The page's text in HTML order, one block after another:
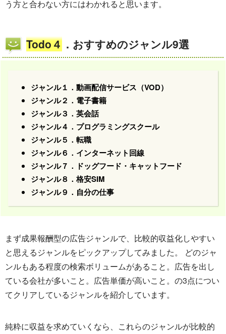
う方と合わない方にはわかれると思います。
Todo４ ．おすすめのジャンル9選
ジャンル１．動画配信サービス（VOD）
ジャンル２．電子書籍
ジャンル３．英会話
ジャンル４．プログラミングスクール
ジャンル５．転職
ジャンル６．インターネット回線
ジャンル７．ドッグフード・キャットフード
ジャンル８．格安SIM
ジャンル９．自分の仕事
まず成果報酬型の広告ジャンルで、比較的収益化しやすい
と思えるジャンルをピックアップしてみました。 どのジャ
ンルもある程度の検索ボリュームがあること。広告を出し
ている会社が多いこと。広告単価が高いこと。の3点につい
てクリアしているジャンルを紹介しています。
純粋に収益を求めていくなら、これらのジャンルが比較的